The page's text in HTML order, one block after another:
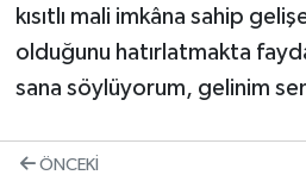
kısıtlı mali imkâna sahip
olduğunu hatırlatmakta
sana söylüyorum, gelinim
ÖNCEKI